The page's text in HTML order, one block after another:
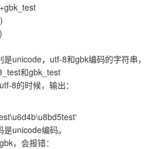
unicode，utf-8和gbk编码的字符串，
和gbk_test
8的时候，输出：
unicode编码。
，会报错：